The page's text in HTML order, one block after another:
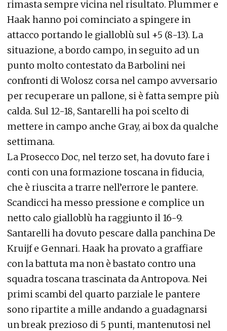
rimasta sempre vicina nel risultato. Plummer e
Haak hanno poi cominciato a spingere in
attacco portando le gialloblù sul +5 (8-13). La
situazione, a bordo campo, in seguito ad un
punto molto contestato da Barbolini nei
confronti di Wolosz corsa nel campo avversario
per recuperare un pallone, si è fatta sempre più
calda. Sul 12-18, Santarelli ha poi scelto di
mettere in campo anche Gray, ai box da qualche
settimana.
La Prosecco Doc, nel terzo set, ha dovuto fare i
conti con una formazione toscana in fiducia,
che è riuscita a trarre nell’errore le pantere.
Scandicci ha messo pressione e complice un
netto calo gialloblù ha raggiunto il 16-9.
Santarelli ha dovuto pescare dalla panchina De
Kruijf e Gennari. Haak ha provato a graffiare
con la battuta ma non è bastato contro una
squadra toscana trascinata da Antropova. Nei
primi scambi del quarto parziale le pantere
sono ripartite a mille andando a guadagnarsi
un break prezioso di 5 punti, mantenutosi nel